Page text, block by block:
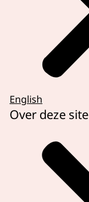
English
Over deze site